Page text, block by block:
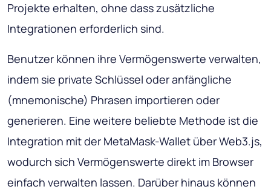
Projekte erhalten, ohne dass zusätzliche
Integrationen erforderlich sind.
Benutzer können ihre Vermögenswerte verwalten,
indem sie private Schlüssel oder anfängliche
(mnemonische) Phrasen importieren oder
generieren. Eine weitere beliebte Methode ist die
Integration mit der MetaMask-Wallet über Web3.js,
wodurch sich Vermögenswerte direkt im Browser
einfach verwalten lassen. Darüber hinaus können